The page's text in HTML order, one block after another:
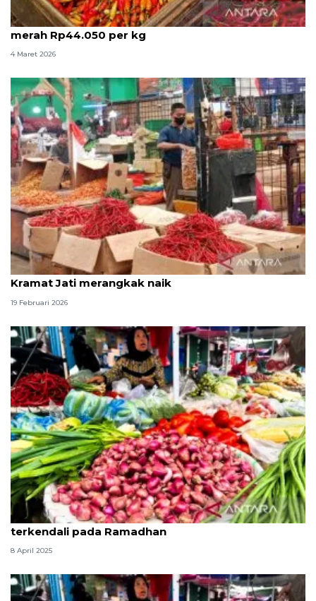
Rabu pagi cabai rawit Rp74.750 per kg, bawang
merah Rp44.050 per kg
4 Maret 2026
Harga cabai dan bawang merah di Pasar Induk
Kramat Jati merangkak naik
19 Februari 2026
BPS DKI sebut harga bawang merah lebih
terkendali pada Ramadhan
8 April 2025